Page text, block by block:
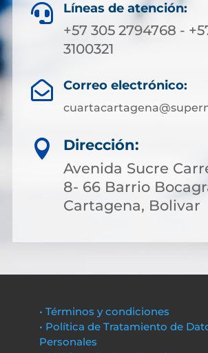
 Líneas de atención:
+57 305 2794768 -
3100321
 Correo electrónico:

Dirección:
Avenida Sucre
8- 66 Barrio
Cartagena, Bolivar
• Términos y condiciones
• Política de Tratamiento de
Personales